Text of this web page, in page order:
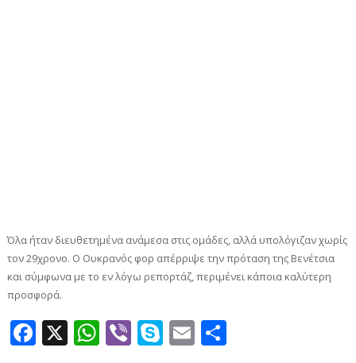
Όλα ήταν διευθετημένα ανάμεσα στις ομάδες, αλλά υπολόγιζαν χωρίς
τον 29χρονο. Ο Ουκρανός φορ απέρριψε την πρόταση της Βενέτσια
και σύμφωνα με το εν λόγω ρεπορτάζ, περιμένει κάποια καλύτερη
προσφορά.
Facebook
X WhatsApp
ViberSkype
Email